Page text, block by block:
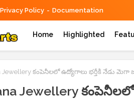
Privacy Policy Documentation
Home Highlighted
Jewellery కంపెనీలలో ఉద్యోగాలు భర్తీకి నేడు
Jewellery